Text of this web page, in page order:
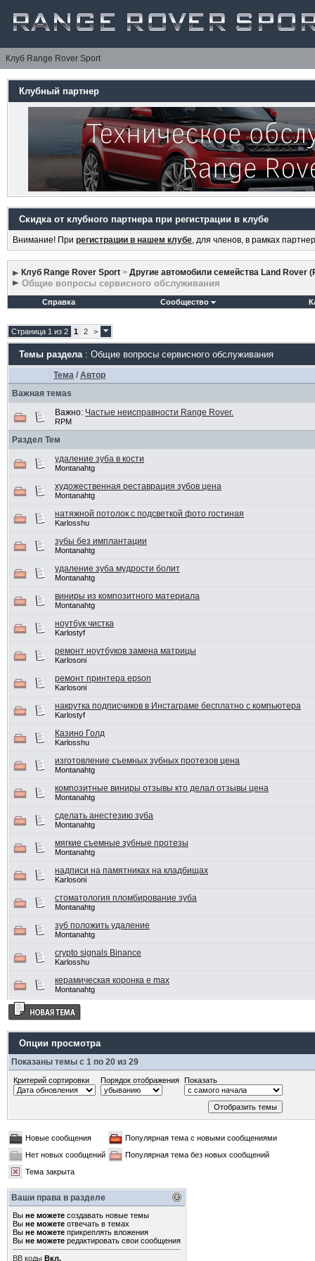
Клуб Range Rover Sport
Клубный партнер
Скидка от клубного партнера при регистрации в клубе
Внимание! При регистрации в нашем клубе, для членов, в рамках
Клуб Range Rover Sport > Другие автомобили семейства Land Rover
Общие вопросы сервисного обслуживания
Справка Сообщество
Страница 1 из 2 1 2 >
Темы раздела: Общие вопросы сервисного обслуживания
Тема/ Автор
Важная темаs
Важно: Частые неисправности Range Rover.
RPM
Раздел Тем
удаление зуба в кости
Montanahtg
художественная реставрация зубов цена
Montanahtg
натяжной потолок с подсветкой фото гостиная
Karlosshu
зубы без имплантации
Montanahtg
удаление зуба мудрости болит
Montanahtg
виниры из композитного материала
Montanahtg
ноутбук чистка
Karlostyf
ремонт ноутбуков замена матрицы
Karlosoni
ремонт принтера epson
Karlosoni
накрутка подписчиков в Инстаграме бесплатно с компьютера
Karlostyf
Казино Голд
Karlosshu
изготовление съемных зубных протезов цена
Montanahtg
композитные виниры отзывы кто делал отзывы цена
Montanahtg
сделать анестезию зуба
Montanahtg
мягкие съемные зубные протезы
Montanahtg
надписи на памятниках на кладбищах
Karlosoni
стоматология пломбирование зуба
Montanahtg
зуб положить удаление
Montanahtg
crypto signals Binance
Karlosshu
керамическая коронка e max
Montanahtg
Опции просмотра
Показаны темы с 1 по 20 из 29
Критерий сортировки Порядок отображения Показать
Новые сообщения
Популярная тема с новыми сообщениями
Нет новых сообщений
Популярная тема без новых сообщений
Тема закрыта
Ваши права в разделе
Вы не можетесоздавать новые темы
Вы не можетеотвечать в темах
Вы не можетеприкреплять вложения
Вы не можетередактировать свои сообщения
BB коды Вкл.